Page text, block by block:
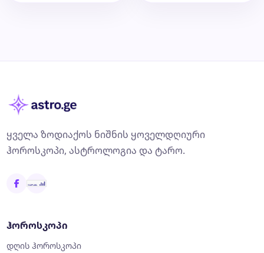
ყველა ზოდიაქოს ნიშნის ყოველდღიური
ჰოროსკოპი, ასტროლოგია და ტარო.
ჰოროსკოპი
დღის ჰოროსკოპი